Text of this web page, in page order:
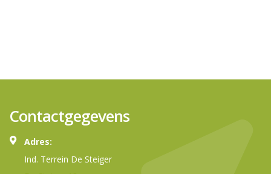
Contactgegevens
Adres:
Ind. Terrein De Steiger